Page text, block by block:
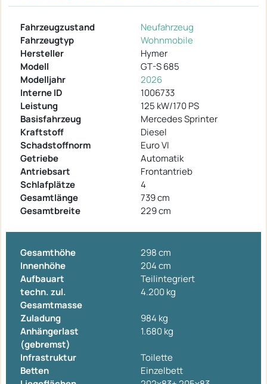
Fahrzeugzustand
Neufahrzeug
Fahrzeugtyp
Wohnmobile
Hersteller
Hymer
Modell
GT-S 685
Modelljahr
2026
Interne ID
1006733
Leistung
125 kW/170 PS
Basisfahrzeug
Mercedes Sprinter
Kraftstoff
Diesel
Schadstoffnorm
Euro VI
Getriebe
Automatik
Antriebsart
Frontantrieb
Schlafplätze
4
Gesamtlänge
739 cm
Gesamtbreite
229 cm
Gesamthöhe
298 cm
Innenhöhe
204 cm
Aufbauart
Teilintegriert
techn. zul.
Gesamtmasse
4.200 kg
Zuladung
984 kg
Anhängerlast
(gebremst)
1.680 kg
Infrastruktur
Toilette
Betten
Einzelbett